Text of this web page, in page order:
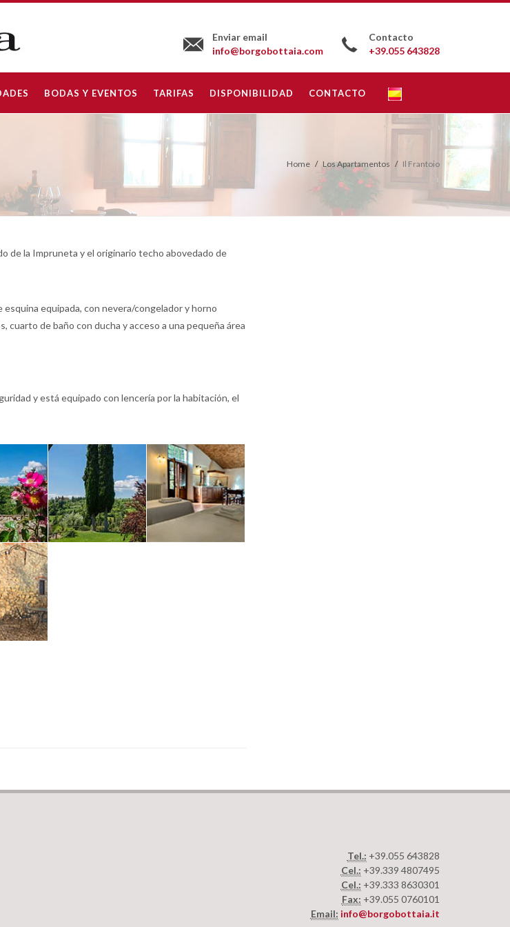
Enviar email
info@borgobottaia.com
Contacto
+39.055 643828
BODAS Y EVENTOS TARIFAS DISPONIBILIDAD CONTACTO
Home Los Apartamentos Il Frantoio
de la Impruneta y el originario techo abovedado de
equipada, con nevera/congelador y horno
de baño con ducha y acceso a una pequeña área
y está equipado con lencería por la habitación, el
Tel.: +39.055 643828
Cel.: +39.339 4807495
Cel.: +39.333 8630301
Fax: +39.055 0760101
Email: info@borgobottaia.it